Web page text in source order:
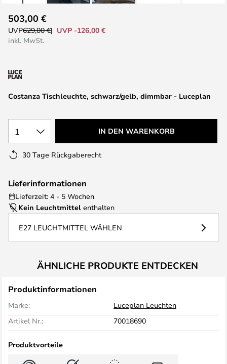
Anfang
der
Costanza Tischleuchte, schwarz/gelb, dimmbar - Luceplan
503,00 €
UVP629,00 €
UVP -126,00 €
inkl. MwSt.
1 IN DEN WARENKORB
30 Tage Rückgaberecht
Lieferinformationen
Lieferzeit: 4 - 5 Wochen
Kein Leuchtmittel enthalten
E27 LEUCHTMITTEL WÄHLEN
ÄHNLICHE PRODUKTE ENTDECKEN
Produktinformationen
Marke:
Luceplan Leuchten
Artikel Nr.:
70018690
Produktvorteile